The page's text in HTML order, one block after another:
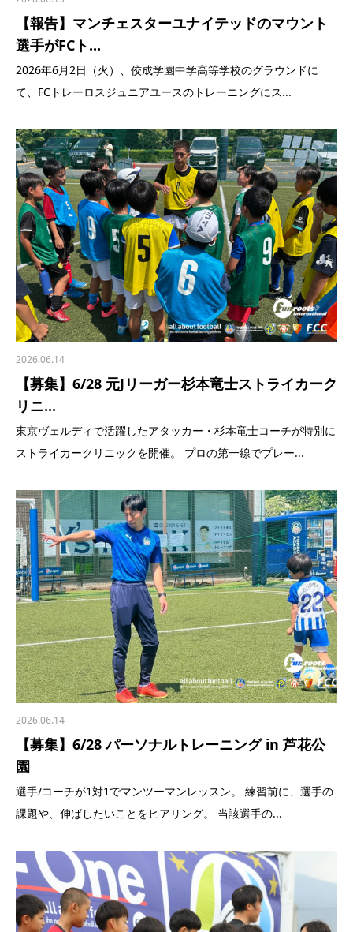
【報告】マンチェスターユナイテッドのマウント
選手がFCト...
2026年6月2日（火）、佼成学園中学高等学校のグラウンドに
て、FCトレーロスジュニアユースのトレーニングにス...
2026.06.14
【募集】6/28 元Jリーガー杉本竜士ストライカーク
リニ...
東京ヴェルディで活躍したアタッカー・杉本竜士コーチが特別に
ストライカークリニックを開催。 プロの第一線でプレー...
2026.06.14
【募集】6/28 パーソナルトレーニング in 芦花公
園
選手/コーチが1対1でマンツーマンレッスン。 練習前に、選手の
課題や、伸ばしたいことをヒアリング。 当該選手の...